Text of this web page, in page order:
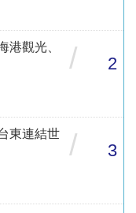
觀光、
/ 2
東連結世
/ 3